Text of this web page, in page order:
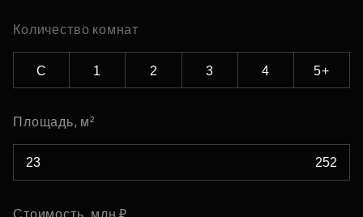
Количество комнат
С 1 2 3 4 5+
Площадь, м²
Стоимость, млн ₽